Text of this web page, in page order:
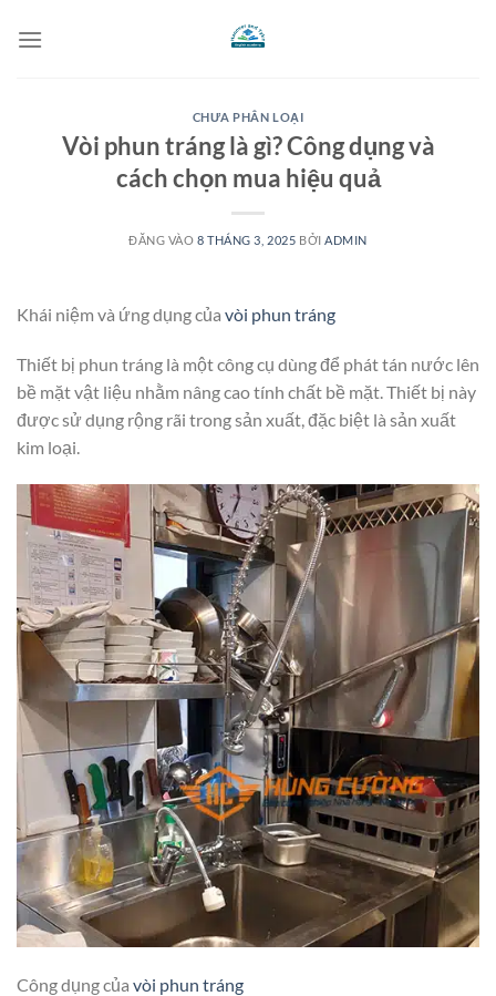
qua
CHƯA PHÂN LOẠI
Vòi phun tráng là gì? Công dụng và
cách chọn mua hiệu quả
ĐĂNG VÀO 8 THÁNG 3, 2025 BỞI ADMIN
Khái niệm và ứng dụng của vòi phun tráng
Thiết bị phun tráng là một công cụ dùng để phát tán nước lên
bề mặt vật liệu nhằm nâng cao tính chất bề mặt. Thiết bị này
được sử dụng rộng rãi trong sản xuất, đặc biệt là sản xuất
kim loại.
Công dụng của vòi phun tráng